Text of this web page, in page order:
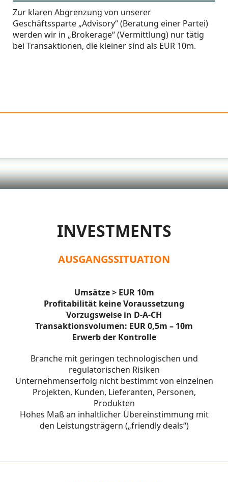
Zur klaren Abgrenzung von unserer
Geschäftssparte „Advisory“ (Beratung einer Partei)
werden wir in „Brokerage“ (Vermittlung) nur tätig
bei Transaktionen, die kleiner sind als EUR 10m.
INVESTMENTS
AUSGANGSSITUATION
Umsätze > EUR 10m
Profitabilität keine Voraussetzung
Vorzugsweise in D-A-CH
Transaktionsvolumen: EUR 0,5m – 10m
Erwerb der Kontrolle
Branche mit geringen technologischen und
regulatorischen Risiken
Unternehmenserfolg nicht bestimmt von einzelnen
Projekten, Kunden, Lieferanten, Personen,
Produkten
Hohes Maß an inhaltlicher Übereinstimmung mit
den Leistungsträgern („friendly deals“)